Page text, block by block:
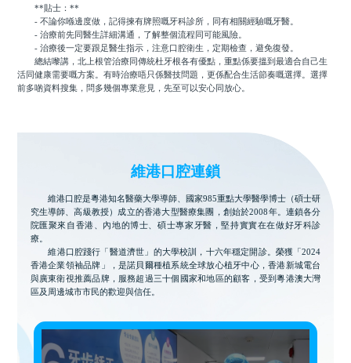
**貼士：**
- 不論你喺邊度做，記得揀有牌照嘅牙科診所，同有相關經驗嘅牙醫。
- 治療前先同醫生詳細溝通，了解整個流程同可能風險。
- 治療後一定要跟足醫生指示，注意口腔衛生，定期檢查，避免復發。
總結嚟講，北上根管治療同傳統杜牙根各有優點，重點係要搵到最適合自己生
活同健康需要嘅方案。有時治療唔只係醫技問題，更係配合生活節奏嘅選擇。選擇
前多啲資料搜集，問多幾個專業意見，先至可以安心同放心。
維港口腔連鎖
維港口腔是粵港知名醫藥大學導師、國家985重點大學醫學博士（碩士研
究生導師、高級教授）成立的香港大型醫療集團，創始於2008年。連鎖各分
院匯聚來自香港、內地的博士、碩士專家牙醫，堅持實實在在做好牙科診
療。
維港口腔踐行「醫道濟世」的大學校訓，十六年穩定開診。榮獲「2024
香港企業領袖品牌」，是諾貝爾種植系統全球放心植牙中心，香港新城電台
與廣東衛視推薦品牌，服務超過三十個國家和地區的顧客，受到粵港澳大灣
區及周邊城市市民的歡迎與信任。